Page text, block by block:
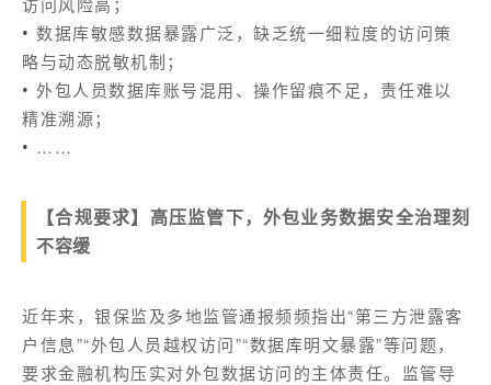
•数据库敏感数据暴露广泛，缺乏统一细粒度的访问策
略与动态脱敏机制；
•外包人员数据库账号混用、操作留痕不足，责任难以
精准溯源；
• ……
【合规要求】高压监管下，外包业务数据安全治理刻
不容缓
近年来，银保监及多地监管通报频频指出“第三方泄露客
户信息”“外包人员越权访问”“数据库明文暴露”等问题，
要求金融机构压实对外包数据访问的主体责任。监管导